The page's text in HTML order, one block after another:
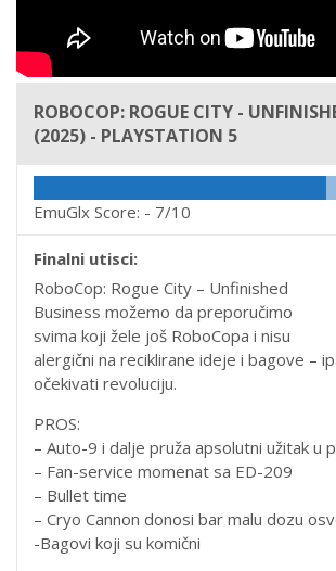
ROBOCOP: ROGUE CITY -
(2025) - PLAYSTATION 5
EmuGlx Score: - 7/10
Finalni utisci:
RoboCop: Rogue City – Unfinished
Business možemo da preporučimo
svima koji žele još RoboCopa i nisu
alergični na reciklirane ideje i bagove –
očekivati revoluciju.
PROS:
– Auto-9 i dalje pruža apsolutni užitak u
– Fan-service momenat sa ED-209
– Bullet time
– Cryo Cannon donosi bar malu dozu
-Bagovi koji su komični